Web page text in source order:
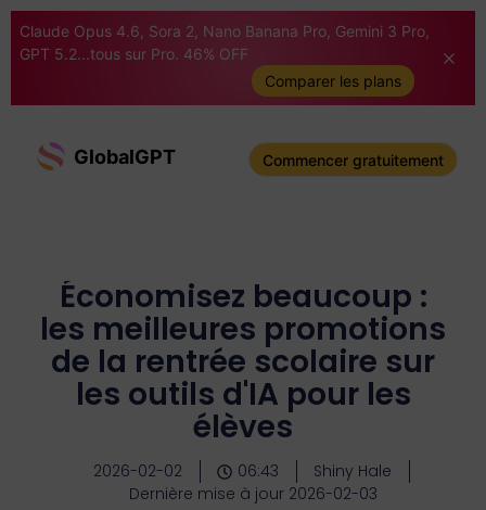
Claude Opus 4.6, Sora 2, Nano Banana Pro, Gemini 3 Pro,
GPT 5.2...tous sur Pro. 46% OFF
Comparer les plans
GlobalGPT Commencer gratuitement
Économisez beaucoup :
les meilleures promotions
de la rentrée scolaire sur
les outils d'IA pour les
élèves
2026-02-02 06:43
Shiny Hale
Dernière mise à jour 2026-02-03